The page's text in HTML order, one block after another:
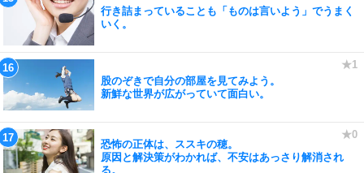
行き詰まっていることも「ものは言いよう」でうまく
いく。
股のぞきで自分の部屋を見てみよう。
新鮮な世界が広がっていて面白い。
恐怖の正体は、ススキの穂。
原因と解決策がわかれば、不安はあっさり解消され
る。